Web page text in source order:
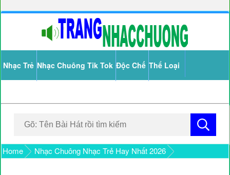
Nhạc Trẻ Nhạc Chuông Tik Tok Độc Chế Thể Loại
Home Nhạc Chuông Nhạc Trẻ Hay Nhất 2026